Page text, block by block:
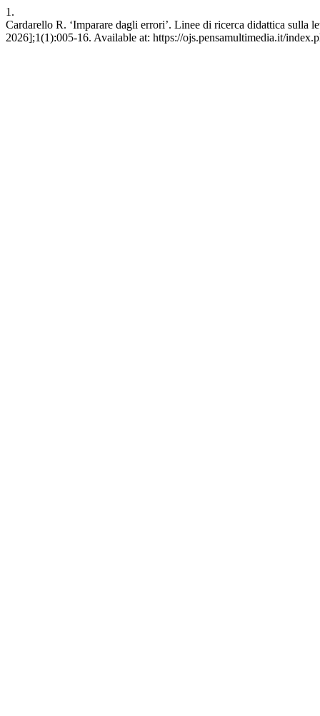
1.
Cardarello R. ‘Imparare dagli errori’. Linee di ricerca didattica sulla
2026];1(1):005-16. Available at: https://ojs.pensamultimedia.it/